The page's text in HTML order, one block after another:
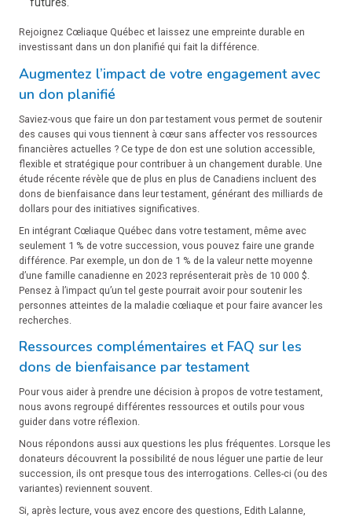
Rejoignez Cœliaque Québec et laissez une empreinte durable en
investissant dans un don planifié qui fait la différence.
Augmentez l’impact de votre engagement avec
un don planifié
Saviez-vous que faire un don par testament vous permet de soutenir
des causes qui vous tiennent à cœur sans affecter vos ressources
financières actuelles ? Ce type de don est une solution accessible,
flexible et stratégique pour contribuer à un changement durable. Une
étude récente révèle que de plus en plus de Canadiens incluent des
dons de bienfaisance dans leur testament, générant des milliards de
dollars pour des initiatives significatives.
En intégrant Cœliaque Québec dans votre testament, même avec
seulement 1 % de votre succession, vous pouvez faire une grande
différence. Par exemple, un don de 1 % de la valeur nette moyenne
d’une famille canadienne en 2023 représenterait près de 10 000 $.
Pensez à l’impact qu’un tel geste pourrait avoir pour soutenir les
personnes atteintes de la maladie cœliaque et pour faire avancer les
recherches.
Ressources complémentaires et FAQ sur les
dons de bienfaisance par testament
Pour vous aider à prendre une décision à propos de votre testament,
nous avons regroupé différentes ressources et outils pour vous
guider dans votre réflexion.
Nous répondons aussi aux questions les plus fréquentes. Lorsque les
donateurs découvrent la possibilité de nous léguer une partie de leur
succession, ils ont presque tous des interrogations. Celles-ci (ou des
variantes) reviennent souvent.
Si, après lecture, vous avez encore des questions, Edith Lalanne,